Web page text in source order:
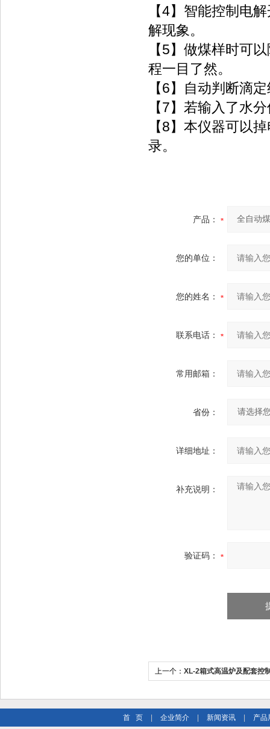
【4】智能控制电
解现象。
【5】做煤样时可
程一目了然。
【6】自动判断滴
【7】若输入了水
【8】本仪器可以
录。
产品：
您的单位：
您的姓名：
联系电话：
常用邮箱：
省份：
详细地址：
补充说明：
验证码：
上一个： XL-2箱式高温炉及配套控
首 页 企业简介 新闻资讯 产品